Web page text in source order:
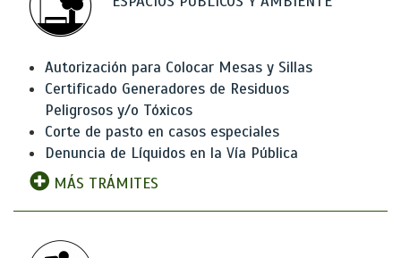
Autorización para Colocar Mesas y Sillas
Certificado Generadores de Residuos
Peligrosos y/o Tóxicos
Corte de pasto en casos especiales
Denuncia de Líquidos en la Vía Pública
MÁS TRÁMITES